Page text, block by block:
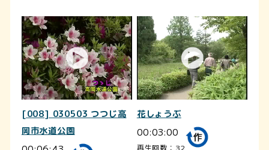
[008] 030503 つつじ高
岡市水道公園
花しょうぶ
00:03:00
再生回数：32